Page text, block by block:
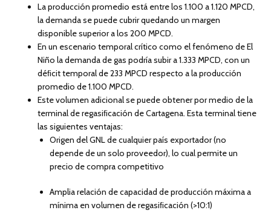
La producción promedio está entre los 1.100 a 1.120 MPCD,
la demanda se puede cubrir quedando un margen
disponible superior a los 200 MPCD.
En un escenario temporal crítico como el fenómeno de El
Niño la demanda de gas podría subir a 1.333 MPCD, con un
déﬁcit temporal de 233 MPCD respecto a la producción
promedio de 1.100 MPCD.
Este volumen adicional se puede obtener por medio de la
terminal de regasiﬁcación de Cartagena. Esta terminal tiene
las siguientes ventajas:
Origen del GNL de cualquier país exportador (no
depende de un solo proveedor), lo cual permite un
precio de compra competitivo
Amplia relación de capacidad de producción máxima a
mínima en volumen de regasiﬁcación (>10:1)